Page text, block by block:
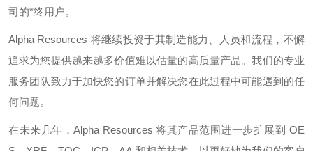
司的*终用户。
Alpha Resources 将继续投资于其制造能力、人员和流程，不懈
追求为您提供越来越多价值难以估量的高质量产品。我们的专业
服务团队致力于加快您的订单并解决您在此过程中可能遇到的任
何问题。
在未来几年，Alpha Resources将其产品范围进一步扩展到OE